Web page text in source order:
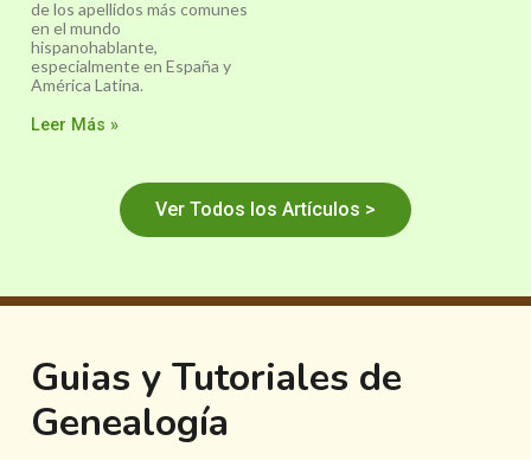
de los apellidos más comunes
en el mundo
hispanohablante,
especialmente en España y
América Latina.
Leer Más »
Ver Todos los Artículos >
Guias y Tutoriales de
Genealogía